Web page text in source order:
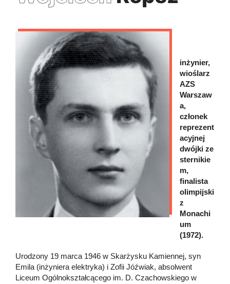
inżynier,
wioślarz
AZS
Warszaw
a,
członek
reprezent
acyjnej
dwójki ze
sternikie
m,
finalista
olimpijski
z
Monachi
um
(1972).
Urodzony 19 marca 1946 w Skarżysku Kamiennej, syn
Emila (inżyniera elektryka) i Zofii Jóźwiak, absolwent
Liceum Ogólnokształcącego im. D. Czachowskiego w